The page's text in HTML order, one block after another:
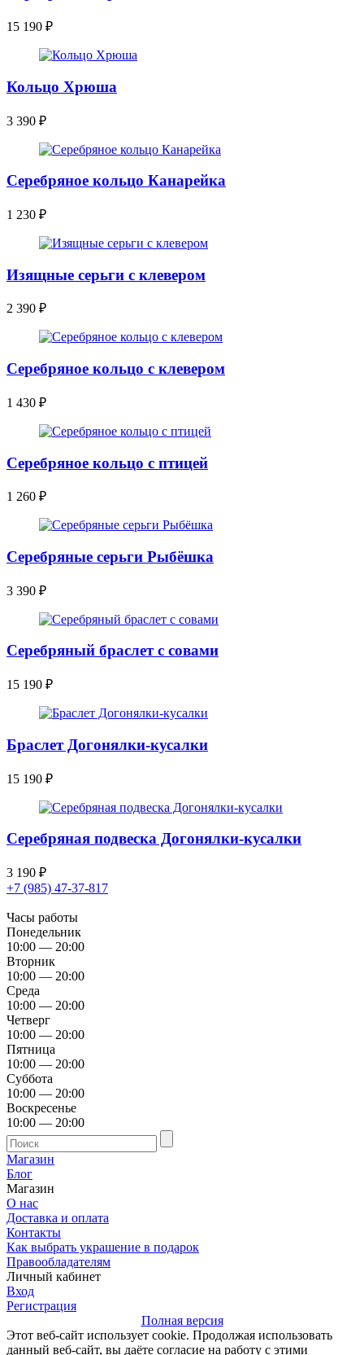
15 190 ₽
Кольцо Хрюша
3 390 ₽
Серебряное кольцо Канарейка
1 230 ₽
Изящные серьги с клевером
2 390 ₽
Серебряное кольцо с клевером
1 430 ₽
Серебряное кольцо с птицей
1 260 ₽
Серебряные серьги Рыбёшка
3 390 ₽
Серебряный браслет с совами
15 190 ₽
Браслет Догонялки-кусалки
15 190 ₽
Серебряная подвеска Догонялки-кусалки
3 190 ₽
+7 (985) 47-37-817
Часы работы
Понедельник
10:00 — 20:00
Вторник
10:00 — 20:00
Среда
10:00 — 20:00
Четверг
10:00 — 20:00
Пятница
10:00 — 20:00
Суббота
10:00 — 20:00
Воскресенье
10:00 — 20:00
Магазин
Блог
Магазин
О нас
Доставка и оплата
Контакты
Как выбрать украшение в подарок
Правообладателям
Личный кабинет
Вход
Регистрация
Полная версия
Этот веб-сайт использует cookie. Продолжая использовать
данный веб-сайт, вы даёте согласие на работу с этими